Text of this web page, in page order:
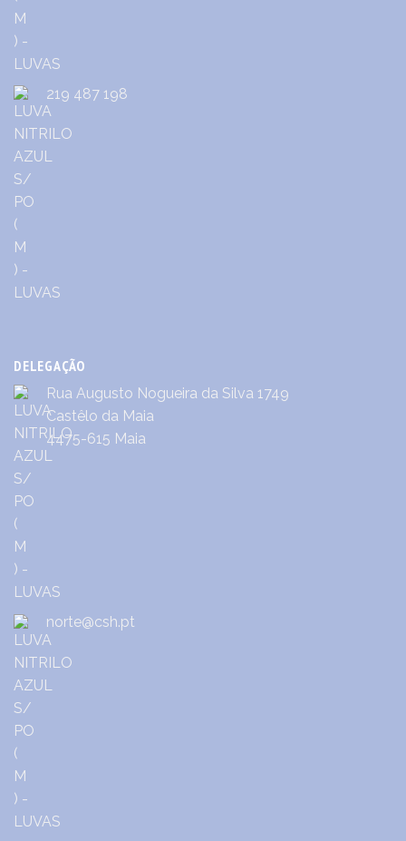
219 487 198
DELEGAÇÃO
Rua Augusto Nogueira da Silva 1749
Castêlo da Maia
4475-615 Maia
norte@csh.pt